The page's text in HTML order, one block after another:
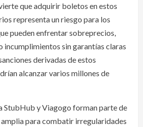
que adquirir boletos en estos
representa un riesgo para los
pueden enfrentar sobreprecios,
incumplimientos sin garantías claras
derivadas de estos
alcanzar varios millones de
StubHub y Viagogo forman parte de
para combatir irregularidades